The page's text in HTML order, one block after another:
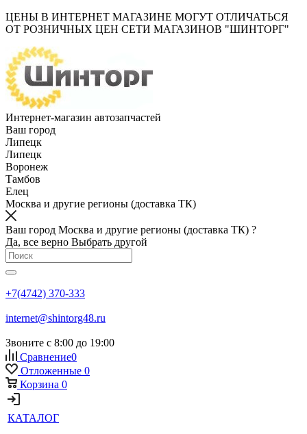
ЦЕНЫ В ИНТЕРНЕТ МАГАЗИНЕ МОГУТ ОТЛИЧАТЬСЯ
ОТ РОЗНИЧНЫХ ЦЕН СЕТИ МАГАЗИНОВ "ШИНТОРГ"
Интернет-магазин автозапчастей
Ваш город
Липецк
Липецк
Воронеж
Тамбов
Елец
Москва и другие регионы (доставка ТК)
Ваш город Москва и другие регионы (доставка ТК) ?
Да, все верно Выбрать другой
+7(4742) 370-333
internet@shintorg48.ru
Звоните с 8:00 до 19:00
Сравнение0
Отложенные 0
Корзина 0
КАТАЛОГ